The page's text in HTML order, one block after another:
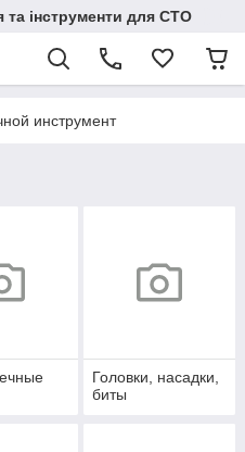
та інструменти для СТО
инструмент
Головки, насадки,
биты